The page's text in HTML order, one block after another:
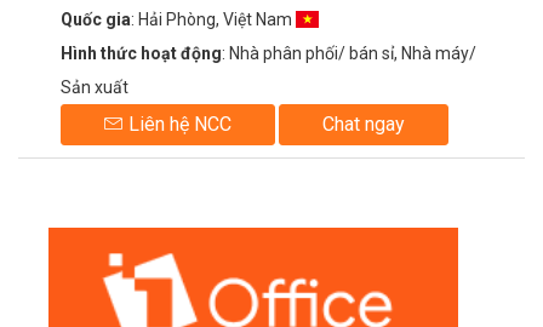
Phần mềm quản lý nhân sự
Quốc gia: Hải Phòng, Việt Nam
Hình thức hoạt động: Nhà phân phối/ bán sỉ, Nhà máy/
Sản xuất
Liên hệ NCC Chat ngay